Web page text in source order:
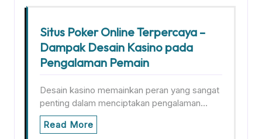
Situs Poker Online Terpercaya –
Dampak Desain Kasino pada
Pengalaman Pemain
Desain kasino memainkan peran yang sangat
penting dalam menciptakan pengalaman…
Read More